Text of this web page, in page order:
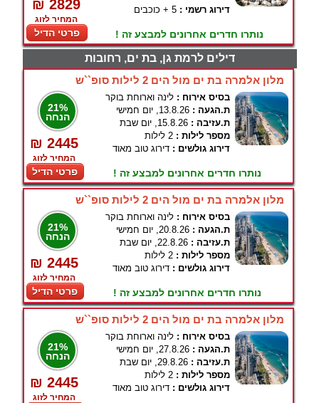
₪ 2829
המחיר לזוג
פרטי הדיל
דירוג רשמי : 5 + כוכבים
נותרו חדרים אחרונים למבצע זה !
דילים לרמת גן, בת ים, רחובות
מלון אלמרה בת ים מול הים 2 לילות סופ``ש
21%
הנחה
₪ 2445
המחיר לזוג
פרטי הדיל
בסיס אירוח : לינה וארוחת בוקר
ת.הגעה : 13.8.26, יום חמישי
ת.עזיבה : 15.8.26, יום שבת
מספר לילות : 2 לילות
דירוג גולשים : דירוג טוב מאוד
נותרו חדרים אחרונים למבצע זה !
מלון אלמרה בת ים מול הים 2 לילות סופ``ש
21%
הנחה
₪ 2445
המחיר לזוג
פרטי הדיל
בסיס אירוח : לינה וארוחת בוקר
ת.הגעה : 20.8.26, יום חמישי
ת.עזיבה : 22.8.26, יום שבת
מספר לילות : 2 לילות
דירוג גולשים : דירוג טוב מאוד
נותרו חדרים אחרונים למבצע זה !
מלון אלמרה בת ים מול הים 2 לילות סופ``ש
21%
הנחה
₪ 2445
המחיר לזוג
בסיס אירוח : לינה וארוחת בוקר
ת.הגעה : 27.8.26, יום חמישי
ת.עזיבה : 29.8.26, יום שבת
מספר לילות : 2 לילות
דירוג גולשים : דירוג טוב מאוד